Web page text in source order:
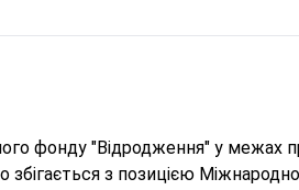
фонду "Відродження" у межах
збігається з позицією